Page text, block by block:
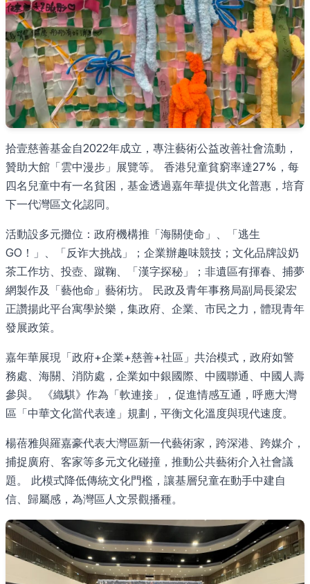
拾壹慈善基金自2022年成立，專注藝術公益改善社會流動，
贊助大館「雲中漫步」展覽等。 香港兒童貧窮率達27%，每
四名兒童中有一名貧困，基金透過嘉年華提供文化普惠，培育
下一代灣區文化認同。
活動設多元攤位：政府機構推「海關使命」、「逃生
GO！」、「反诈大挑战」；企業辦趣味競技；文化品牌設奶
茶工作坊、投壺、蹴鞠、「漢字探秘」；非遺區有揮春、捕夢
網製作及「藝他命」藝術坊。 民政及青年事務局副局長梁宏
正讚揚此平台寓學於樂，集政府、企業、市民之力，體現青年
發展政策。
嘉年華展現「政府+企業+慈善+社區」共治模式，政府如警
務處、海關、消防處，企業如中銀國際、中國聯通、中國人壽
參與。 《織騏》作為「軟連接」，促進情感互通，呼應大灣
區「中華文化當代表達」規劃，平衡文化溫度與現代速度。
楊蓓雅與羅嘉豪代表大灣區新一代藝術家，跨深港、跨媒介，
捕捉廣府、客家等多元文化碰撞，推動公共藝術介入社會議
題。 此模式降低傳統文化門檻，讓基層兒童在動手中建自
信、歸屬感，為灣區人文景觀播種。